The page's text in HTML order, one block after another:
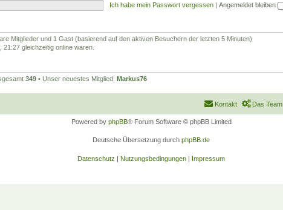
Ich habe mein Passwort vergessen | Angemeldet bleiben
Mitglieder und 1 Gast (basierend auf den aktiven Besuchern der letzten 5 Minuten)
gleichzeitig online waren.
349 • Unser neuestes Mitglied: Markus76
Das Team
Kontakt
Powered by phpBB® Forum Software © phpBB Limited
Deutsche Übersetzung durch phpBB.de
Datenschutz | Nutzungsbedingungen | Impressum